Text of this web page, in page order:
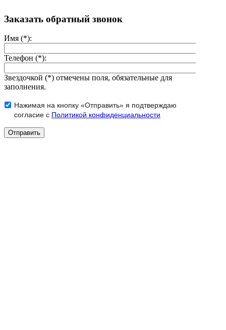
Заказать обратный звонок
Имя (*):
Телефон (*):
Звездочкой (*) отмечены поля, обязательные для
заполнения.
Нажимая на кнопку «Отправить» я подтверждаю
согласие с Политикой конфиденциальности